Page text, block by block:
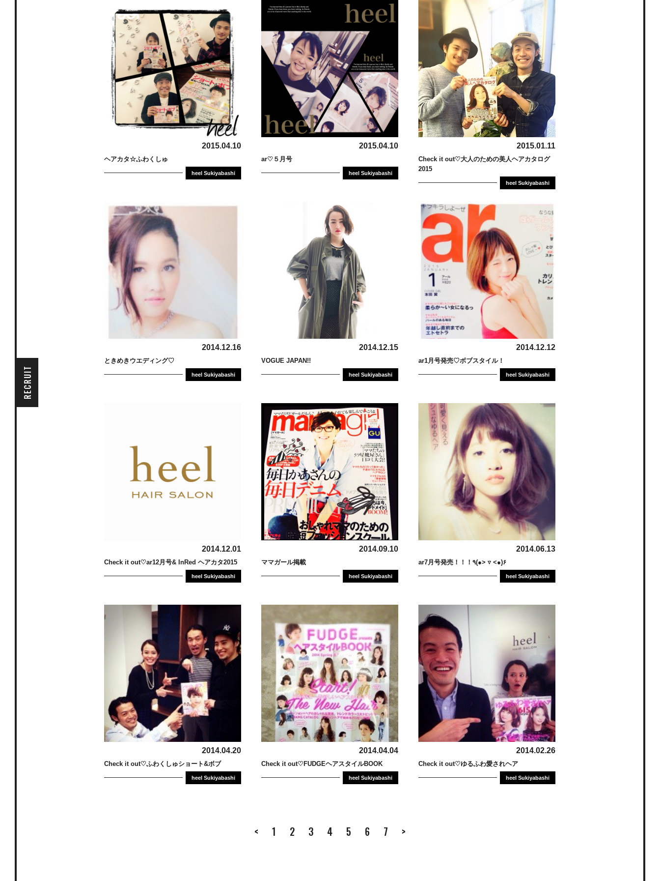
RECRUIT
2015.04.10
ヘアカタ☆ふわくしゅ
heel Sukiyabashi
2015.04.10
ar♡５月号
heel Sukiyabashi
2015.01.11
Check it out♡大人のための美人ヘアカタログ
2015
heel Sukiyabashi
2014.12.16
ときめきウエディング♡
heel Sukiyabashi
2014.12.15
VOGUE JAPAN!!
heel Sukiyabashi
2014.12.12
ar1月号発売♡ボブスタイル！
heel Sukiyabashi
2014.12.01
Check it out♡ar12月号& InRed ヘアカタ2015
heel Sukiyabashi
2014.09.10
ママガール掲載
heel Sukiyabashi
2014.06.13
ar7月号発売！！！٩(●˃ ▿ ˂●)۶
heel Sukiyabashi
2014.04.20
Check it out♡ふわくしゅショート&ボブ
heel Sukiyabashi
2014.04.04
Check it out♡FUDGEヘアスタイルBOOK
heel Sukiyabashi
2014.02.26
Check it out♡ゆるふわ愛されヘア
heel Sukiyabashi
< 1 2 3 4 5 6 7 >